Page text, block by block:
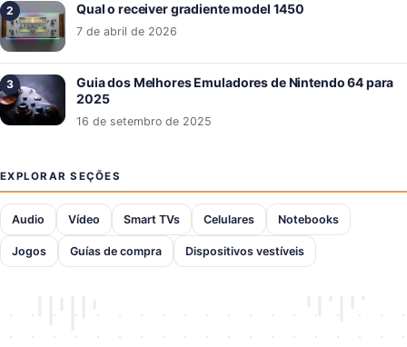
Qual o receiver gradiente model 1450
7 de abril de 2026
Guia dos Melhores Emuladores de Nintendo 64 para
2025
16 de setembro de 2025
EXPLORAR SEÇÕES
Audio Vídeo Smart TVs Celulares Notebooks
Jogos Guías de compra Dispositivos vestíveis